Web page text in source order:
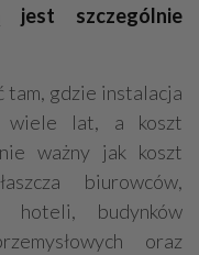
jest szczególnie
tam, gdzie instalacja
wiele lat, a koszt
ważny jak koszt
biurowców,
hoteli, budynków
oraz